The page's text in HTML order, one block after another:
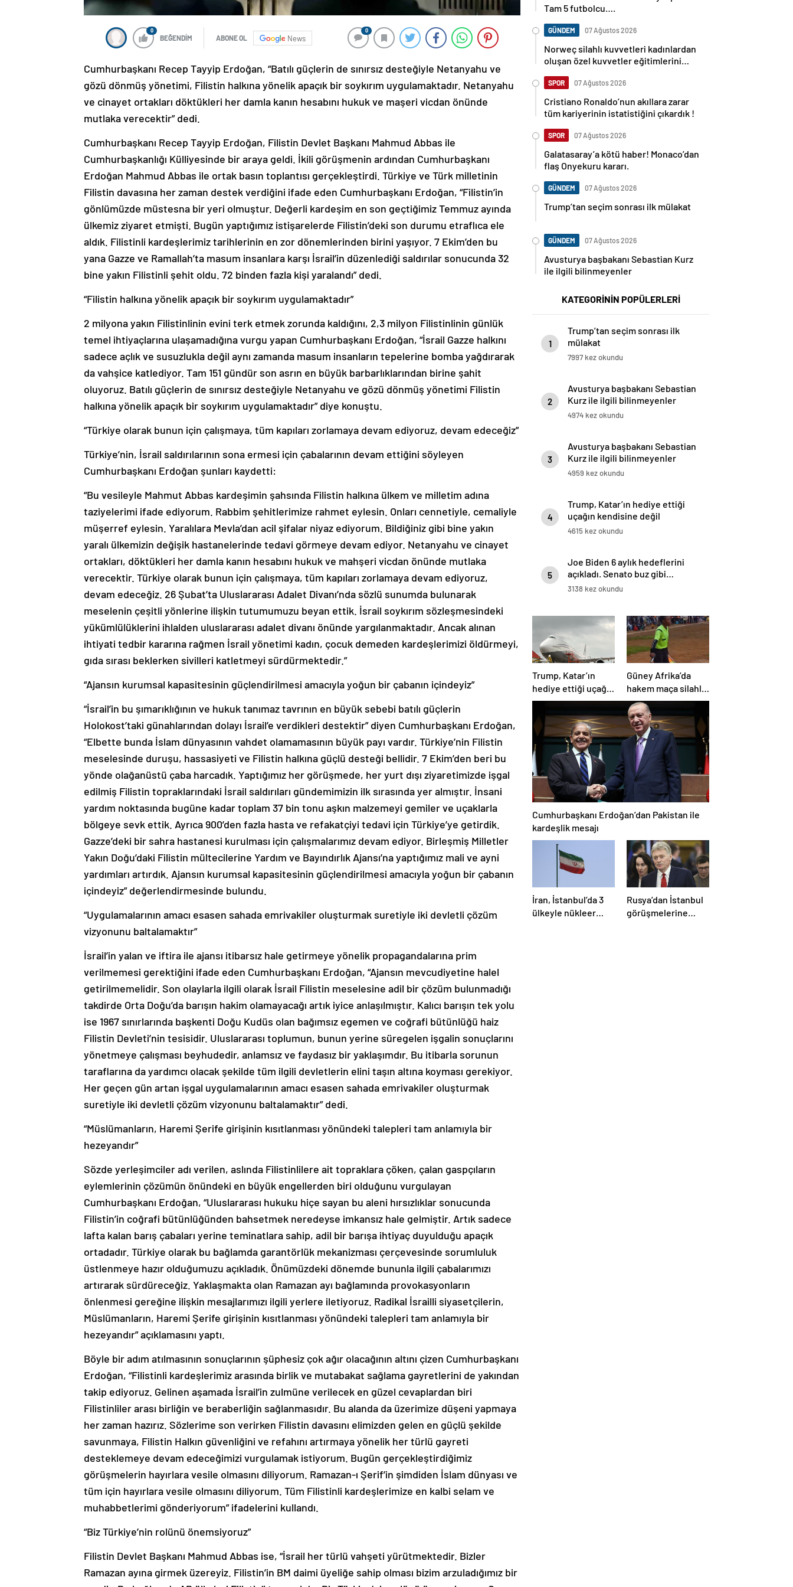
0
BEĞENDİM ABONE OL News
0
Cumhurbaşkanı Recep Tayyip Erdoğan, “Batılı güçlerin de sınırsız desteğiyle Netanyahu ve
gözü dönmüş yönetimi, Filistin halkına yönelik apaçık bir soykırım uygulamaktadır. Netanyahu
ve cinayet ortakları döktükleri her damla kanın hesabını hukuk ve maşeri vicdan önünde
mutlaka verecektir” dedi.
Cumhurbaşkanı Recep Tayyip Erdoğan, Filistin Devlet Başkanı Mahmud Abbas ile
Cumhurbaşkanlığı Külliyesinde bir araya geldi. İkili görüşmenin ardından Cumhurbaşkanı
Erdoğan Mahmud Abbas ile ortak basın toplantısı gerçekleştirdi. Türkiye ve Türk milletinin
Filistin davasına her zaman destek verdiğini ifade eden Cumhurbaşkanı Erdoğan, “Filistin’in
gönlümüzde müstesna bir yeri olmuştur. Değerli kardeşim en son geçtiğimiz Temmuz ayında
ülkemiz ziyaret etmişti. Bugün yaptığımız istişarelerde Filistin’deki son durumu etraflıca ele
aldık. Filistinli kardeşlerimiz tarihlerinin en zor dönemlerinden birini yaşıyor. 7 Ekim’den bu
yana Gazze ve Ramallah’ta masum insanlara karşı İsrail’in düzenlediği saldırılar sonucunda 32
bine yakın Filistinli şehit oldu. 72 binden fazla kişi yaralandı” dedi.
“Filistin halkına yönelik apaçık bir soykırım uygulamaktadır”
2 milyona yakın Filistinlinin evini terk etmek zorunda kaldığını, 2,3 milyon Filistinlinin günlük
temel ihtiyaçlarına ulaşamadığına vurgu yapan Cumhurbaşkanı Erdoğan, “İsrail Gazze halkını
sadece açlık ve susuzlukla değil aynı zamanda masum insanların tepelerine bomba yağdırarak
da vahşice katlediyor. Tam 151 gündür son asrın en büyük barbarlıklarından birine şahit
oluyoruz. Batılı güçlerin de sınırsız desteğiyle Netanyahu ve gözü dönmüş yönetimi Filistin
halkına yönelik apaçık bir soykırım uygulamaktadır” diye konuştu.
“Türkiye olarak bunun için çalışmaya, tüm kapıları zorlamaya devam ediyoruz, devam edeceğiz”
Türkiye’nin, İsrail saldırılarının sona ermesi için çabalarının devam ettiğini söyleyen
Cumhurbaşkanı Erdoğan şunları kaydetti:
“Bu vesileyle Mahmut Abbas kardeşimin şahsında Filistin halkına ülkem ve milletim adına
taziyelerimi ifade ediyorum. Rabbim şehitlerimize rahmet eylesin. Onları cennetiyle, cemaliyle
müşerref eylesin. Yaralılara Mevla’dan acil şifalar niyaz ediyorum. Bildiğiniz gibi bine yakın
yaralı ülkemizin değişik hastanelerinde tedavi görmeye devam ediyor. Netanyahu ve cinayet
ortakları, döktükleri her damla kanın hesabını hukuk ve mahşeri vicdan önünde mutlaka
verecektir. Türkiye olarak bunun için çalışmaya, tüm kapıları zorlamaya devam ediyoruz,
devam edeceğiz. 26 Şubat’ta Uluslararası Adalet Divanı’nda sözlü sunumda bulunarak
meselenin çeşitli yönlerine ilişkin tutumumuzu beyan ettik. İsrail soykırım sözleşmesindeki
yükümlülüklerini ihlalden uluslararası adalet divanı önünde yargılanmaktadır. Ancak alınan
ihtiyati tedbir kararına rağmen İsrail yönetimi kadın, çocuk demeden kardeşlerimizi öldürmeyi,
gıda sırası beklerken sivilleri katletmeyi sürdürmektedir.”
“Ajansın kurumsal kapasitesinin güçlendirilmesi amacıyla yoğun bir çabanın içindeyiz”
“İsrail’in bu şımarıklığının ve hukuk tanımaz tavrının en büyük sebebi batılı güçlerin
Holokost’taki günahlarından dolayı İsrail’e verdikleri destektir” diyen Cumhurbaşkanı Erdoğan,
“Elbette bunda İslam dünyasının vahdet olamamasının büyük payı vardır. Türkiye’nin Filistin
meselesinde duruşu, hassasiyeti ve Filistin halkına güçlü desteği bellidir. 7 Ekim’den beri bu
yönde olağanüstü çaba harcadık. Yaptığımız her görüşmede, her yurt dışı ziyaretimizde işgal
edilmiş Filistin topraklarındaki İsrail saldırıları gündemimizin ilk sırasında yer almıştır. İnsani
yardım noktasında bugüne kadar toplam 37 bin tonu aşkın malzemeyi gemiler ve uçaklarla
bölgeye sevk ettik. Ayrıca 900’den fazla hasta ve refakatçiyi tedavi için Türkiye’ye getirdik.
Gazze’deki bir sahra hastanesi kurulması için çalışmalarımız devam ediyor. Birleşmiş Milletler
Yakın Doğu’daki Filistin mültecilerine Yardım ve Bayındırlık Ajansı’na yaptığımız mali ve ayni
yardımları artırdık. Ajansın kurumsal kapasitesinin güçlendirilmesi amacıyla yoğun bir çabanın
içindeyiz” değerlendirmesinde bulundu.
“Uygulamalarının amacı esasen sahada emrivakiler oluşturmak suretiyle iki devletli çözüm
vizyonunu baltalamaktır”
İsrail’in yalan ve iftira ile ajansı itibarsız hale getirmeye yönelik propagandalarına prim
verilmemesi gerektiğini ifade eden Cumhurbaşkanı Erdoğan, “Ajansın mevcudiyetine halel
getirilmemelidir. Son olaylarla ilgili olarak İsrail Filistin meselesine adil bir çözüm bulunmadığı
takdirde Orta Doğu’da barışın hakim olamayacağı artık iyice anlaşılmıştır. Kalıcı barışın tek yolu
ise 1967 sınırlarında başkenti Doğu Kudüs olan bağımsız egemen ve coğrafi bütünlüğü haiz
Filistin Devleti’nin tesisidir. Uluslararası toplumun, bunun yerine süregelen işgalin sonuçlarını
yönetmeye çalışması beyhudedir, anlamsız ve faydasız bir yaklaşımdır. Bu itibarla sorunun
taraflarına da yardımcı olacak şekilde tüm ilgili devletlerin elini taşın altına koyması gerekiyor.
Her geçen gün artan işgal uygulamalarının amacı esasen sahada emrivakiler oluşturmak
suretiyle iki devletli çözüm vizyonunu baltalamaktır” dedi.
“Müslümanların, Haremi Şerife girişinin kısıtlanması yönündeki talepleri tam anlamıyla bir
hezeyandır”
Sözde yerleşimciler adı verilen, aslında Filistinlilere ait topraklara çöken, çalan gaspçıların
eylemlerinin çözümün önündeki en büyük engellerden biri olduğunu vurgulayan
Cumhurbaşkanı Erdoğan, “Uluslararası hukuku hiçe sayan bu aleni hırsızlıklar sonucunda
Filistin’in coğrafi bütünlüğünden bahsetmek neredeyse imkansız hale gelmiştir. Artık sadece
lafta kalan barış çabaları yerine teminatlara sahip, adil bir barışa ihtiyaç duyulduğu apaçık
ortadadır. Türkiye olarak bu bağlamda garantörlük mekanizması çerçevesinde sorumluluk
üstlenmeye hazır olduğumuzu açıkladık. Önümüzdeki dönemde bununla ilgili çabalarımızı
artırarak sürdüreceğiz. Yaklaşmakta olan Ramazan ayı bağlamında provokasyonların
önlenmesi gereğine ilişkin mesajlarımızı ilgili yerlere iletiyoruz. Radikal İsrailli siyasetçilerin,
Müslümanların, Haremi Şerife girişinin kısıtlanması yönündeki talepleri tam anlamıyla bir
hezeyandır” açıklamasını yaptı.
Böyle bir adım atılmasının sonuçlarının şüphesiz çok ağır olacağının altını çizen Cumhurbaşkanı
Erdoğan, “Filistinli kardeşlerimiz arasında birlik ve mutabakat sağlama gayretlerini de yakından
takip ediyoruz. Gelinen aşamada İsrail’in zulmüne verilecek en güzel cevaplardan biri
Filistinliler arası birliğin ve beraberliğin sağlanmasıdır. Bu alanda da üzerimize düşeni yapmaya
her zaman hazırız. Sözlerime son verirken Filistin davasını elimizden gelen en güçlü şekilde
savunmaya, Filistin Halkın güvenliğini ve refahını artırmaya yönelik her türlü gayreti
desteklemeye devam edeceğimizi vurgulamak istiyorum. Bugün gerçekleştirdiğimiz
görüşmelerin hayırlara vesile olmasını diliyorum. Ramazan-ı Şerif’in şimdiden İslam dünyası ve
tüm için hayırlara vesile olmasını diliyorum. Tüm Filistinli kardeşlerimize en kalbi selam ve
muhabbetlerimi gönderiyorum” ifadelerini kullandı.
“Biz Türkiye’nin rolünü önemsiyoruz”
Filistin Devlet Başkanı Mahmud Abbas ise, “İsrail her türlü vahşeti yürütmektedir. Bizler
Ramazan ayına girmek üzereyiz. Filistin’in BM daimi üyeliğe sahip olması bizim arzuladığımız bir
Tam 5 futbolcu….
GÜNDEM 07 Ağustos 2026
Norweç silahlı kuvvetleri kadınlardan
oluşan özel kuvvetler eğitimlerini
SPOR 07 Ağustos 2026
Cristiano Ronaldo’nun akıllara zarar
tüm kariyerinin istatistiğini çıkardık !
SPOR 07 Ağustos 2026
Galatasaray’a kötü haber! Monaco’dan
flaş Onyekuru kararı.
GÜNDEM 07 Ağustos 2026
Trump’tan seçim sonrası ilk mülakat
GÜNDEM 07 Ağustos 2026
Avusturya başbakanı Sebastian Kurz
ile ilgili bilinmeyenler
KATEGORİNİN POPÜLERLERİ
1
Trump’tan seçim sonrası ilk
mülakat
7997 kez okundu
2
Avusturya başbakanı Sebastian
Kurz ile ilgili bilinmeyenler
4974 kez okundu
3
Avusturya başbakanı Sebastian
Kurz ile ilgili bilinmeyenler
4959 kez okundu
4
Trump, Katar’ın hediye ettiği
uçağın kendisine değil
Pentagon’a verileceğini açıkladı
4615 kez okundu
5
Joe Biden 6 aylık hedeflerini
açıkladı. Senato buz gibi…
3138 kez okundu
Trump, Katar’ın
hediye ettiği uçağın
kendisine değil
Pentagon’a
verileceğini açıkladı
Güney Afrika’da
hakem maça silahla
çıktı!
Cumhurbaşkanı Erdoğan’dan Pakistan ile
kardeşlik mesajı
İran, İstanbul’da 3
ülkeyle nükleer
Rusya’dan İstanbul
görüşmelerine